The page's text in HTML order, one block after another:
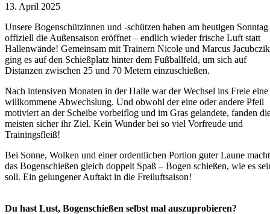
13. April 2025
Unsere Bogenschützinnen und -schützen haben am heutigen Sonntag
offiziell die Außensaison eröffnet – endlich wieder frische Luft statt
Hallenwände! Gemeinsam mit Trainern Nicole und Marcus Jacubczik
ging es auf den Schießplatz hinter dem Fußballfeld, um sich auf
Distanzen zwischen 25 und 70 Metern einzuschießen.
Nach intensiven Monaten in der Halle war der Wechsel ins Freie eine
willkommene Abwechslung. Und obwohl der eine oder andere Pfeil
motiviert an der Scheibe vorbeiflog und im Gras gelandete, fanden
meisten sicher ihr Ziel. Kein Wunder bei so viel Vorfreude und
Trainingsfleiß!
Bei Sonne, Wolken und einer ordentlichen Portion guter Laune macht
das Bogenschießen gleich doppelt Spaß – Bogen schießen, wie es
soll. Ein gelungener Auftakt in die Freiluftsaison!
Du hast Lust, Bogenschießen selbst mal auszuprobieren?